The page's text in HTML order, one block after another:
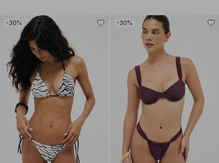
-30% -30%